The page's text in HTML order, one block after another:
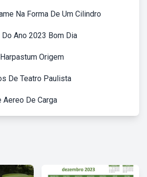
Na Forma De Um Cilindro
Ano 2023 Bom Dia
Origem
De Teatro Paulista
Aereo De Carga